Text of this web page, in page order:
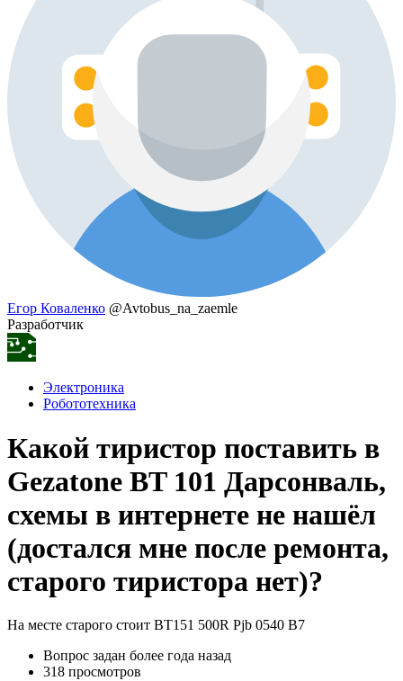
Егор Коваленко @Avtobus_na_zaemle
Разработчик
Электроника
Робототехника
Какой тиристор поставить в
Gezatone BT 101 Дарсонваль,
схемы в интернете не нашёл
(достался мне после ремонта,
старого тиристора нет)?
На месте старого стоит BT151 500R Pjb 0540 B7
Вопрос задан более года назад
318 просмотров